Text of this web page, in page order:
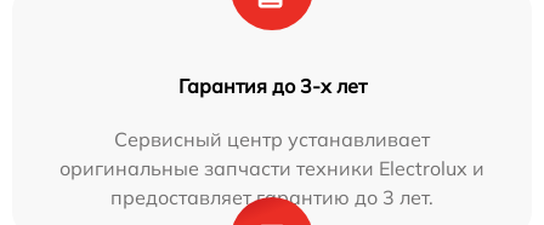
Гарантия до 3-х лет
Сервисный центр устанавливает
оригинальные запчасти техники Electrolux и
предоставляет гарантию до 3 лет.